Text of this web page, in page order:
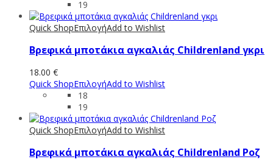
19
Quick ShopΕπιλογήAdd to Wishlist
Βρεφικά μποτάκια αγκαλιάς Childrenland γκρι
18.00 €
Quick ShopΕπιλογήAdd to Wishlist
18
19
Quick ShopΕπιλογήAdd to Wishlist
Βρεφικά μποτάκια αγκαλιάς Childrenland Ροζ